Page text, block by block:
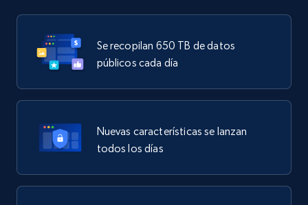
Se recopilan 650 TB de datos
públicos cada día
Nuevas características se lanzan
todos los días